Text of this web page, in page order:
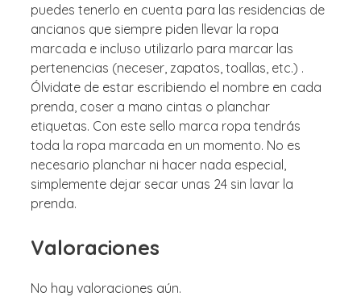
puedes tenerlo en cuenta para las residencias de
ancianos que siempre piden llevar la ropa
marcada e incluso utilizarlo para marcar las
pertenencias (neceser, zapatos, toallas, etc.) .
Ólvidate de estar escribiendo el nombre en cada
prenda, coser a mano cintas o planchar
etiquetas. Con este sello marca ropa tendrás
toda la ropa marcada en un momento. No es
necesario planchar ni hacer nada especial,
simplemente dejar secar unas 24 sin lavar la
prenda.
Valoraciones
No hay valoraciones aún.